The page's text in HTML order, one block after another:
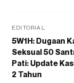
EDITORIAL
5W1H: Dugaan
Seksual 50
Pati: Update
2 Tahun